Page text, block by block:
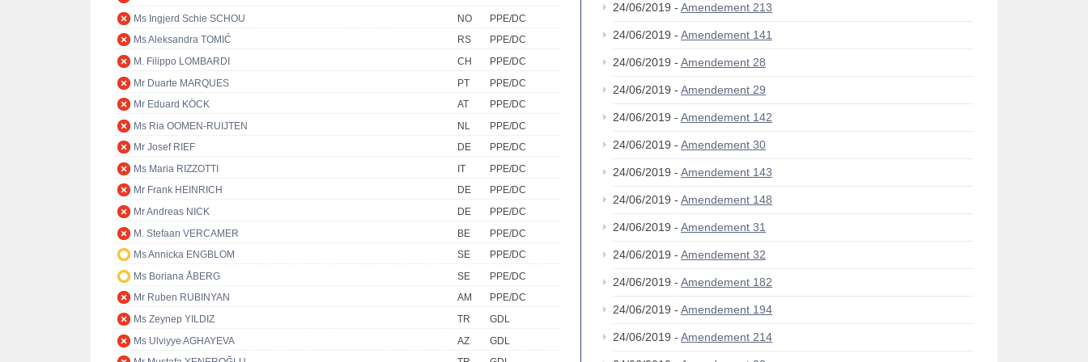
Ms Ingjerd Schie SCHOU
NO
PPE/DC
Ms Aleksandra TOMIĆ
RS
PPE/DC
M. Filippo LOMBARDI
CH
PPE/DC
Mr Duarte MARQUES
PT
PPE/DC
Mr Eduard KÖCK
AT
PPE/DC
Ms Ria OOMEN-RUIJTEN
NL
PPE/DC
Mr Josef RIEF
DE
PPE/DC
Ms Maria RIZZOTTI
IT
PPE/DC
Mr Frank HEINRICH
DE
PPE/DC
Mr Andreas NICK
DE
PPE/DC
M. Stefaan VERCAMER
BE
PPE/DC
Ms Annicka ENGBLOM
SE
PPE/DC
Ms Boriana ÅBERG
SE
PPE/DC
Mr Ruben RUBINYAN
AM
PPE/DC
Ms Zeynep YILDIZ
TR
GDL
Ms Ulviyye AGHAYEVA
AZ
GDL
24/06/2019 - Amendement 213
24/06/2019 - Amendement 141
24/06/2019 - Amendement 28
24/06/2019 - Amendement 29
24/06/2019 - Amendement 142
24/06/2019 - Amendement 30
24/06/2019 - Amendement 143
24/06/2019 - Amendement 148
24/06/2019 - Amendement 31
24/06/2019 - Amendement 32
24/06/2019 - Amendement 182
24/06/2019 - Amendement 194
24/06/2019 - Amendement 214